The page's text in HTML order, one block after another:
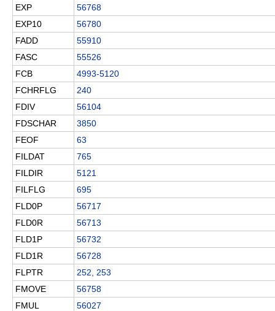
EXP
56768
EXP10
56780
FADD
55910
FASC
55526
FCB
4993-5120
FCHRFLG
240
FDIV
56104
FDSCHAR
3850
FEOF
63
FILDAT
765
FILDIR
5121
FILFLG
695
FLD0P
56717
FLD0R
56713
FLD1P
56732
FLD1R
56728
FLPTR
252, 253
FMOVE
56758
FMUL
56027